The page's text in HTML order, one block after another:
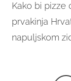
Kako bi pizze
prvakinja
napuljskom